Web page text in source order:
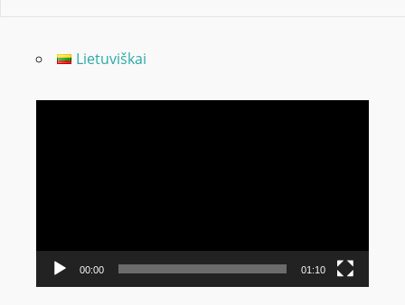
Lietuviškai
00:00 01:10